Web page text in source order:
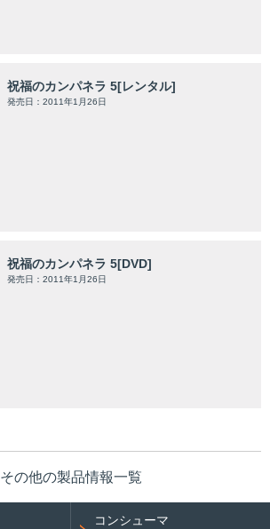
祝福のカンパネラ 5[レンタル]
発売日：2011年1月26日
祝福のカンパネラ 5[DVD]
発売日：2011年1月26日
その他の製品情報一覧
コンシューマ